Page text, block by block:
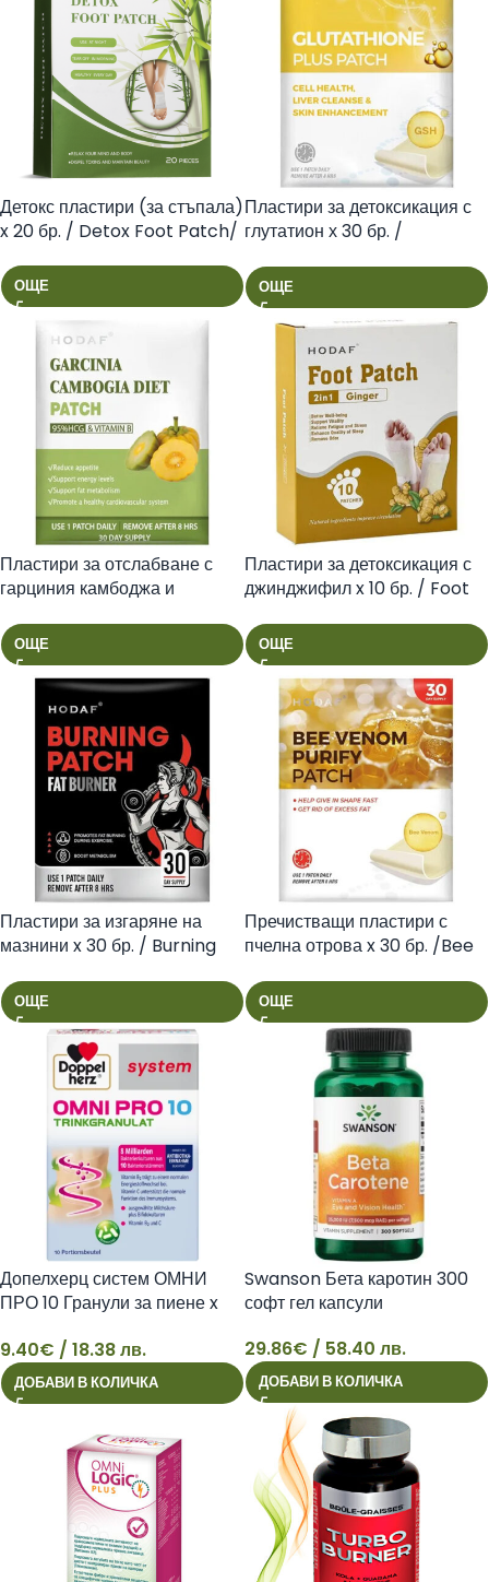
Детокс пластири (за стъпала)
x 20 бр. / Detox Foot Patch/
ОЩЕ
Пластири за детоксикация с
глутатион х 30 бр. /
ОЩЕ
Пластири за отслабване с
гарциния камбоджа и
Cambogia Diet Patch/
ОЩЕ
Пластири за детоксикация с
джинджифил x 10 бр. / Foot
ОЩЕ
Пластири за изгаряне на
мазнини x 30 бр. / Burning
ОЩЕ
Пречистващи пластири с
пчелна отрова x 30 бр. /Bee
ОЩЕ
9
Допелхерц систем ОМНИ
ПРО 10 Гранули за пиене x
9.40€ / 18.38 лв.
ДОБАВИ В КОЛИЧКА
29
Swanson Бета каротин 300
софт гел капсули
29.86€ / 58.40 лв.
ДОБАВИ В КОЛИЧКА